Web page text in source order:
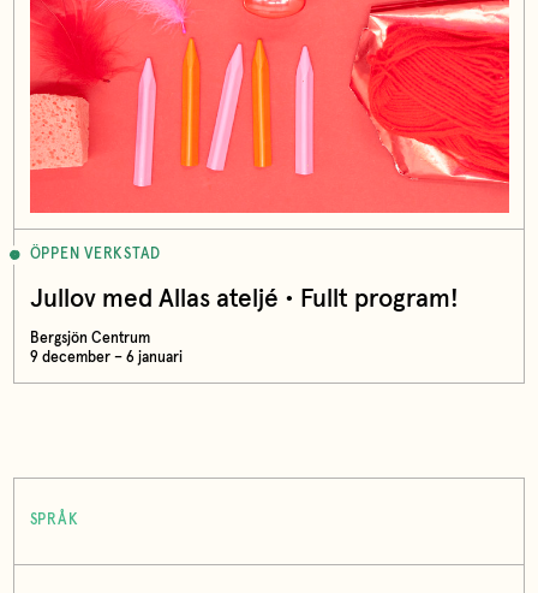
ÖPPEN VERKSTAD
Jullov med Allas ateljé • Fullt program!
Bergsjön Centrum
9 december – 6 januari
SPRÅK